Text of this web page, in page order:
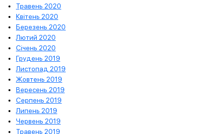
Травень 2020
Квітень 2020
Березень 2020
Лютий 2020
Січень 2020
Грудень 2019
Листопад 2019
Жовтень 2019
Вересень 2019
Серпень 2019
Липень 2019
Червень 2019
Травень 2019